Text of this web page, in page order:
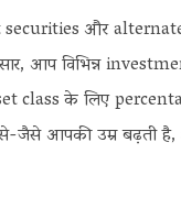
और
आप विभिन्न
class के लिए
आपकी उम्र बढ़ती है,